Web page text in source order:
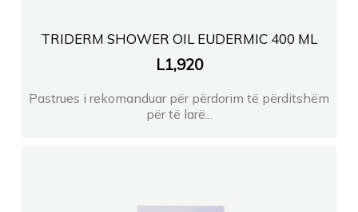
TRIDERM SHOWER OIL EUDERMIC 400 ML
L1,920
Pastrues i rekomanduar për përdorim të përditshëm
për të larë...